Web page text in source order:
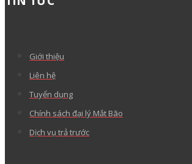
Giới thiệu
Liên hệ
Tuyển dụng
Chính sách đại lý Mắt Bão
Dịch vụ trả trước